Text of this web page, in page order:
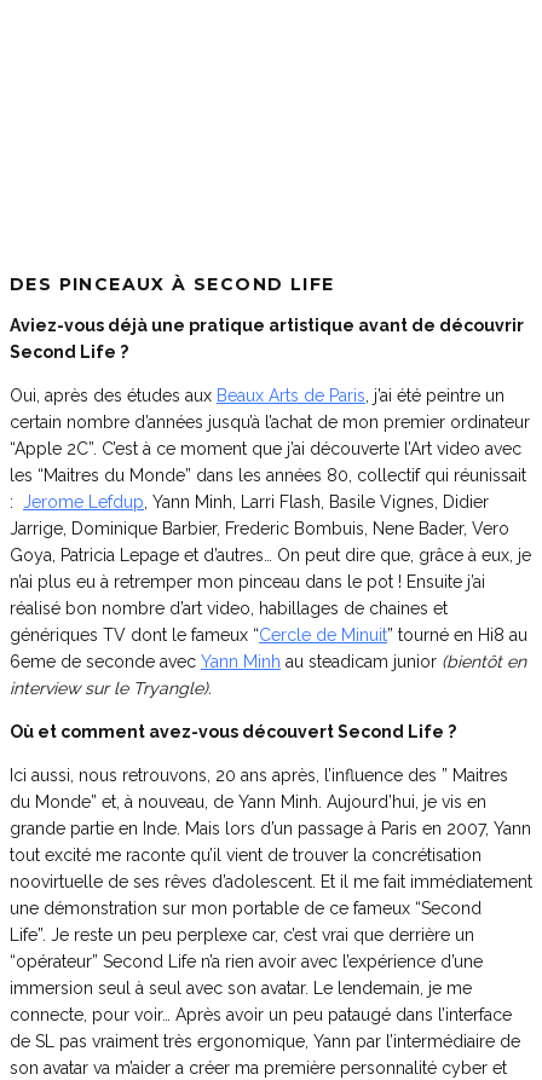
DES PINCEAUX À SECOND LIFE
Aviez-vous déjà une pratique artistique avant de découvrir
Second Life ?
Oui, après des études aux Beaux Arts de Paris , j’ai été peintre un
certain nombre d’années jusqu’à l’achat de mon premier ordinateur
“Apple 2C”. C’est à ce moment que j’ai découverte l’Art video avec
les “Maitres du Monde” dans les années 80, collectif qui réunissait
: Jerome Lefdup , Yann Minh, Larri Flash, Basile Vignes, Didier
Jarrige, Dominique Barbier, Frederic Bombuis, Nene Bader, Vero
Goya, Patricia Lepage et d’autres… On peut dire que, grâce à eux, je
n’ai plus eu à retremper mon pinceau dans le pot ! Ensuite j’ai
réalisé bon nombre d’art video, habillages de chaines et
génériques TV dont le fameux “Cercle de Minuit” tourné en Hi8 au
6eme de seconde avec Yann Minh au steadicam junior (bientôt en
interview sur le Tryangle).
Où et comment avez-vous découvert Second Life ?
Ici aussi, nous retrouvons, 20 ans après, l’influence des ” Maitres
du Monde” et, à nouveau, de Yann Minh. Aujourd’hui, je vis en
grande partie en Inde. Mais lors d’un passage à Paris en 2007, Yann
tout excité me raconte qu’il vient de trouver la concrétisation
noovirtuelle de ses rêves d’adolescent. Et il me fait immédiatement
une démonstration sur mon portable de ce fameux “Second
Life”. Je reste un peu perplexe car, c’est vrai que derrière un
“opérateur” Second Life n’a rien avoir avec l’expérience d’une
immersion seul à seul avec son avatar. Le lendemain, je me
connecte, pour voir… Après avoir un peu pataugé dans l’interface
de SL pas vraiment très ergonomique, Yann par l’intermédiaire de
son avatar va m’aider a créer ma première personnalité cyber et